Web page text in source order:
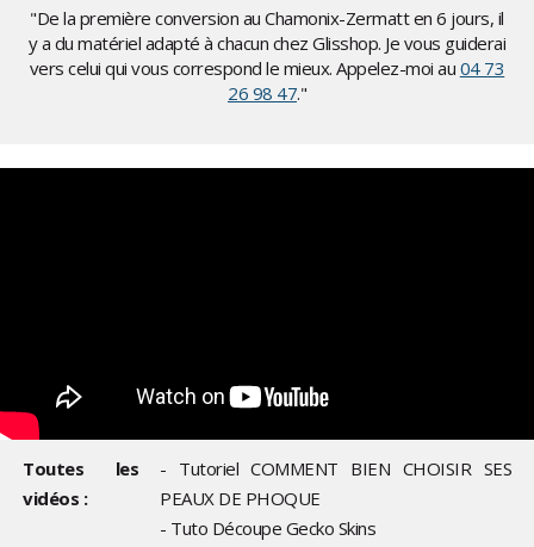
"De la première conversion au Chamonix-Zermatt en 6 jours, il
y a du matériel adapté à chacun chez Glisshop. Je vous guiderai
vers celui qui vous correspond le mieux. Appelez-moi au 04 73
26 98 47."
Toutes les
vidéos :
- Tutoriel COMMENT BIEN CHOISIR SES
PEAUX DE PHOQUE
- Tuto Découpe Gecko Skins